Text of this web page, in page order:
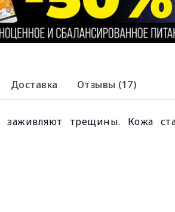
Доставка Отзывы (17)
заживляют трещины. Кожа